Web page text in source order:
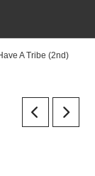
A Tribe (2nd)